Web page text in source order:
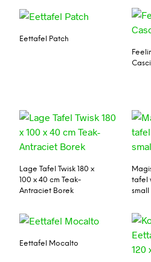
Eettafel Patch
Lage Tafel Twisk 180 x
100 x 40 cm Teak-
Antraciet Borek
tafel
small
Eettafel Mocalto